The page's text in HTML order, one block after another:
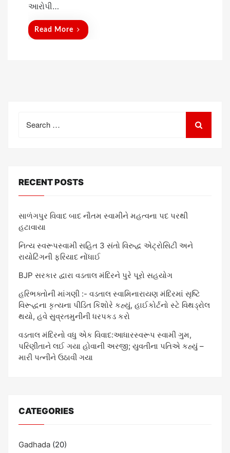
આરોપી…
Read More
for:
RECENT POSTS
સાળંગપુર વિવાદ બાદ નૌતમ સ્વામીને મહત્વના પદ પરથી
હટાવાયા
નિત્ય સ્વરૂપસ્વામી સહિત 3 સંતો વિરુદ્ધ એટ્રોસિટી અને
રાયોટિંગની ફરિયાદ નોંધાઈ
BJP સરકાર દ્વારા વડતાલ મંદિરને પુરે પૂરો સહયોગ
હરિભક્તોની માંગણી :- વડતાલ સ્વામિનારાયણ મંદિરમાં સૃષ્ટિ
વિરૂદ્ધના કૃત્યના પીડિત કિશોરે કહ્યું, હાઈકોર્ટનો સ્ટે વિથડ્રોલ
થયો, હવે સુવ્રતમુનીની ધરપકડ કરો
વડતાલ મંદિરનો વધુ એક વિવાદ:આધારસ્વરૂપ સ્વામી ગુમ,
પરિણીતાને લઈ ગયા હોવાની અરજી; યુવતીના પતિએ કહ્યું –
મારી પત્નીને ઉઠાવી ગયા
CATEGORIES
Gadhada (20)